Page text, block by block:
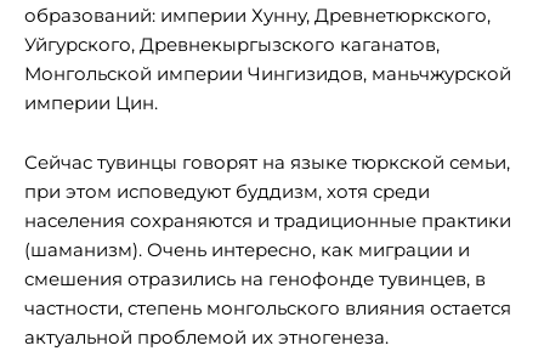
образований: империи Хунну, Древнетюркского,
Уйгурского, Древнекыргызского каганатов,
Монгольской империи Чингизидов, маньчжурской
империи Цин.
Сейчас тувинцы говорят на языке тюркской семьи,
при этом исповедуют буддизм, хотя среди
населения сохраняются и традиционные практики
(шаманизм). Очень интересно, как миграции и
смешения отразились на генофонде тувинцев, в
частности, степень монгольского влияния остается
актуальной проблемой их этногенеза.